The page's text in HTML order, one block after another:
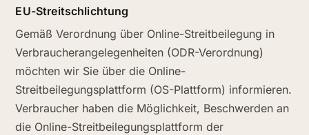
EU-Streitschlichtung
Gemäß Verordnung über Online-Streitbeilegung in
Verbraucherangelegenheiten (ODR-Verordnung)
möchten wir Sie über die Online-
Streitbeilegungsplattform (OS-Plattform) informieren.
Verbraucher haben die Möglichkeit, Beschwerden an
die Online-Streitbeilegungsplattform der